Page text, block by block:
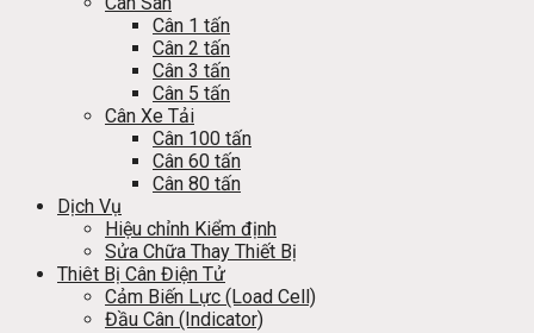
Cân 1 tấn
Cân 2 tấn
Cân 3 tấn
Cân 5 tấn
Cân Xe Tải
Cân 100 tấn
Cân 60 tấn
Cân 80 tấn
Dịch Vụ
Hiệu chỉnh Kiểm định
Sửa Chữa Thay Thiết Bị
Thiêt Bị Cân Điện Tử
Cảm Biến Lực (Load Cell)
Đầu Cân (Indicator)